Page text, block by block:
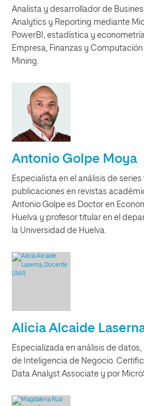
Analista y desarrollador de
Analytics y Reporting mediante
PowerBI, estadística y
Empresa, Finanzas y
Mining.
Antonio Golpe Moya
Especialista en el análisis de
publicaciones en revistas
Antonio Golpe es Doctor en
Huelva y profesor titular en el
la Universidad de Huelva.
Alicia Alcaide
Especializada en análisis de
de Inteligencia de Negocio.
Data Analyst Associate y por